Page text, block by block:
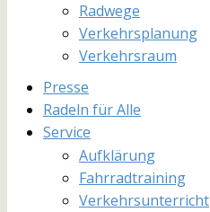
Radwege
Verkehrsplanung
Verkehrsraum
Presse
Radeln für Alle
Service
Aufklärung
Fahrradtraining
Verkehrsunterricht